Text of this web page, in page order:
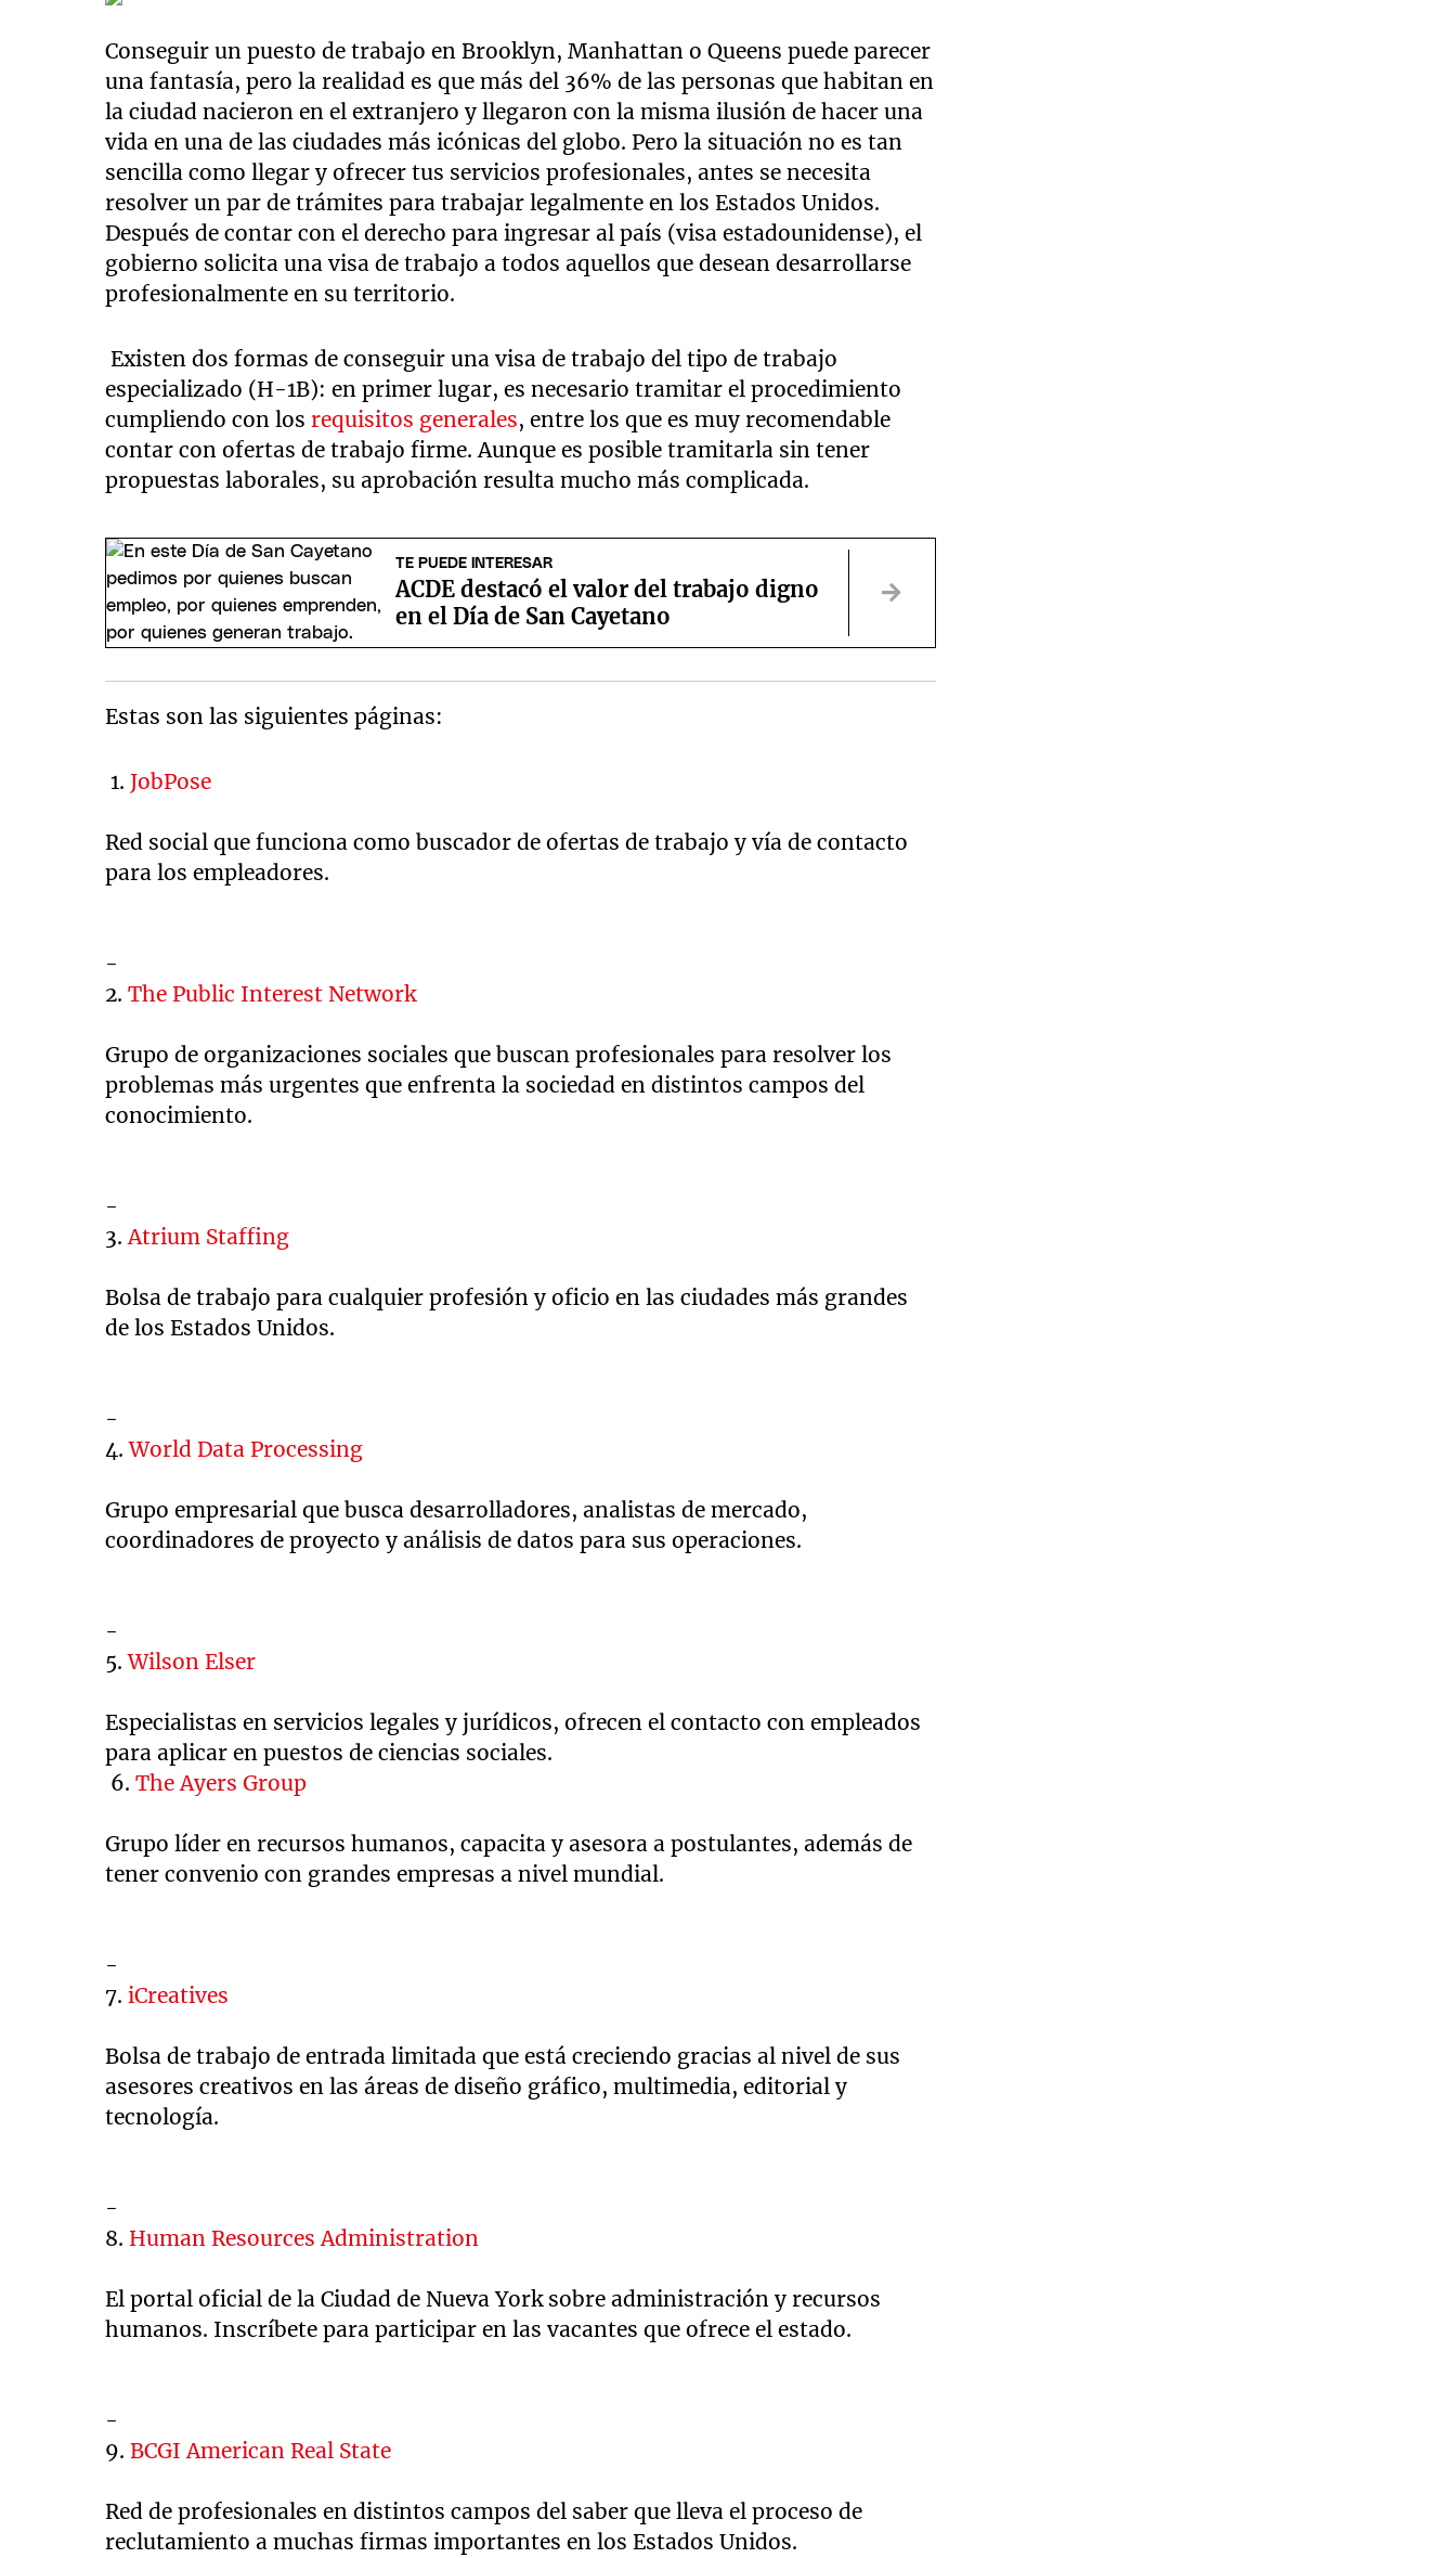
Conseguir un puesto de trabajo en Brooklyn, Manhattan o Queens puede parecer
una fantasía, pero la realidad es que más del 36% de las personas que habitan en
la ciudad nacieron en el extranjero y llegaron con la misma ilusión de hacer una
vida en una de las ciudades más icónicas del globo. Pero la situación no es tan
sencilla como llegar y ofrecer tus servicios profesionales, antes se necesita
resolver un par de trámites para trabajar legalmente en los Estados Unidos.
Después de contar con el derecho para ingresar al país (visa estadounidense), el
gobierno solicita una visa de trabajo a todos aquellos que desean desarrollarse
profesionalmente en su territorio.
Existen dos formas de conseguir una visa de trabajo del tipo de trabajo
especializado (H-1B): en primer lugar, es necesario tramitar el procedimiento
cumpliendo con los requisitos generales, entre los que es muy recomendable
contar con ofertas de trabajo firme. Aunque es posible tramitarla sin tener
propuestas laborales, su aprobación resulta mucho más complicada.
TE PUEDE INTERESAR
ACDE destacó el valor del trabajo digno
en el Día de San Cayetano
Estas son las siguientes páginas:
1. JobPose
Red social que funciona como buscador de ofertas de trabajo y vía de contacto
para los empleadores.
-
2.The Public Interest Network
Grupo de organizaciones sociales que buscan profesionales para resolver los
problemas más urgentes que enfrenta la sociedad en distintos campos del
conocimiento.
-
3. Atrium Staffing
Bolsa de trabajo para cualquier profesión y oficio en las ciudades más grandes
de los Estados Unidos.
-
4.World Data Processing
Grupo empresarial que busca desarrolladores, analistas de mercado,
coordinadores de proyecto y análisis de datos para sus operaciones.
-
5.Wilson Elser
Especialistas en servicios legales y jurídicos, ofrecen el contacto con empleados
para aplicar en puestos de ciencias sociales.
6.The Ayers Group
Grupo líder en recursos humanos, capacita y asesora a postulantes, además de
tener convenio con grandes empresas a nivel mundial.
-
7.iCreatives
Bolsa de trabajo de entrada limitada que está creciendo gracias al nivel de sus
asesores creativos en las áreas de diseño gráfico, multimedia, editorial y
tecnología.
-
8. Human Resources Administration
El portal oficial de la Ciudad de Nueva York sobre administración y recursos
humanos. Inscríbete para participar en las vacantes que ofrece el estado.
-
9.BCGI American Real State
Red de profesionales en distintos campos del saber que lleva el proceso de
reclutamiento a muchas firmas importantes en los Estados Unidos.